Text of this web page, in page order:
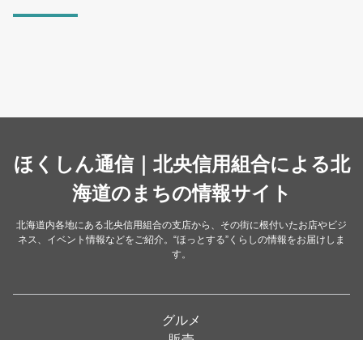
ラーメン
中華 （14）
洋食・レストラン （24）
和食 （31）
イタリアン（4）
ほくしん通信｜北央信用組合による北
海道のまちの情報サイト
北海道内各地にある北央信用組合の支店から、その街に根付いたお店やビジ
ネス、イベント情報などをご紹介。“ほっとする”くらしの情報をお届けしま
す。
グルメ